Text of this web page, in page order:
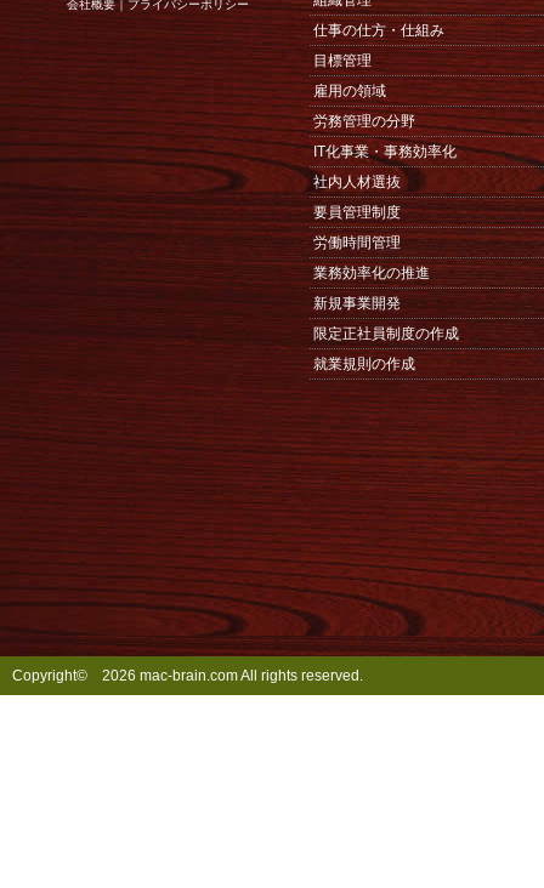
会社概要｜プライバシーポリシー
仕事の仕方・仕組み
目標管理
雇用の領域
労務管理の分野
IT化事業・事務効率化
社内人材選抜
要員管理制度
労働時間管理
業務効率化の推進
新規事業開発
限定正社員制度の作成
就業規則の作成
Copyright© 2026 mac-brain.com All rights reserved.